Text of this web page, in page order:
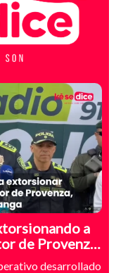
a
de Provenza,
desarrollado